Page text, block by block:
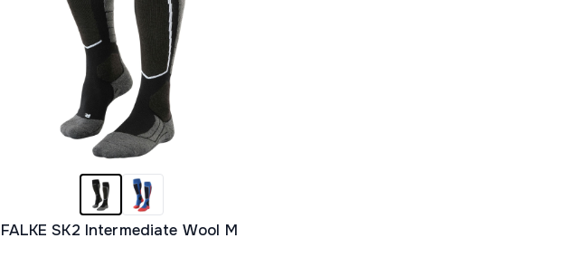
FALKE SK2 Intermediate Wool M